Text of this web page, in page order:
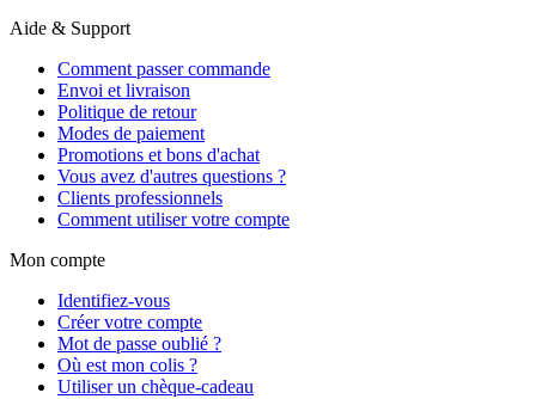
Aide & Support
Comment passer commande
Envoi et livraison
Politique de retour
Modes de paiement
Promotions et bons d'achat
Vous avez d'autres questions ?
Clients professionnels
Comment utiliser votre compte
Mon compte
Identifiez-vous
Créer votre compte
Mot de passe oublié ?
Où est mon colis ?
Utiliser un chèque-cadeau